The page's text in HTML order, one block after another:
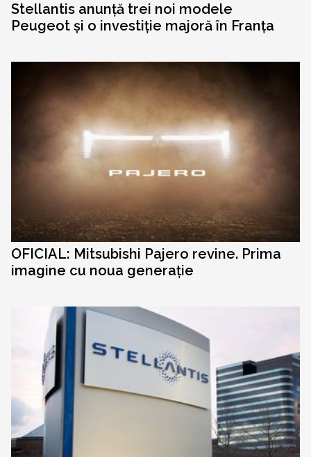
Stellantis anunță trei noi modele
Peugeot și o investiție majoră în Franța
OFICIAL: Mitsubishi Pajero revine. Prima
imagine cu noua generație